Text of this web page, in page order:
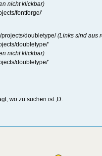
nicht klickbar)
fontforge/'
projects/doubletype/(Links sind aus
doubletype/'
nicht klickbar)
doubletype/'
wo zu suchen ist ;D.